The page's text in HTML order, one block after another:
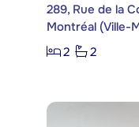
289, Rue de la
Montréal (Ville-
2
2